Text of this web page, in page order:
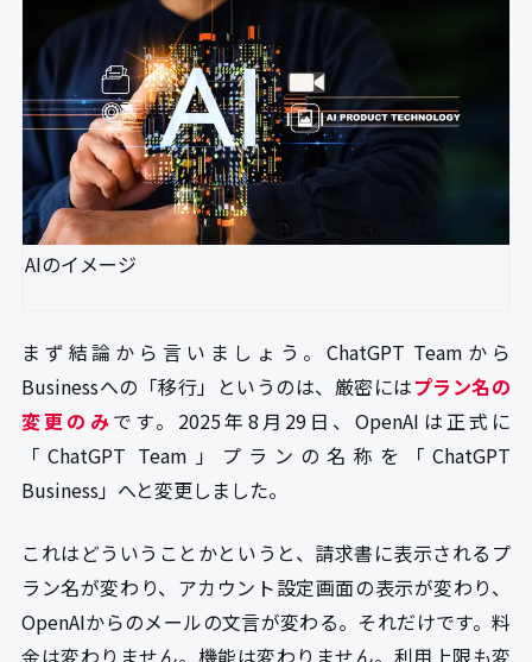
AIのイメージ
まず結論から言いましょう。ChatGPT Teamから
Businessへの「移行」というのは、厳密にはプラン名の
変更のみです。2025年8月29日、OpenAIは正式に
「ChatGPT Team」プランの名称を「ChatGPT
Business」へと変更しました。
これはどういうことかというと、請求書に表示されるプ
ラン名が変わり、アカウント設定画面の表示が変わり、
OpenAIからのメールの文言が変わる。それだけです。料